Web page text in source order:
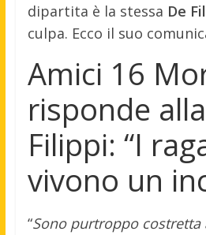
dipartita è la stessa De
culpa. Ecco il suo
Amici 16
risponde
Filippi: “I
vivono un
“Sono purtroppo costretta